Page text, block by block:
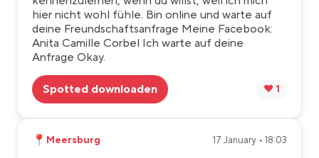
hier nicht wohl fühle. Bin online und warte auf
deine Freundschaftsanfrage Meine Facebook:
Anita Camille Corbel Ich warte auf deine
Anfrage Okay.
Spotted downloaden ❤️ 1
📍 Meersburg 17 January • 18:03